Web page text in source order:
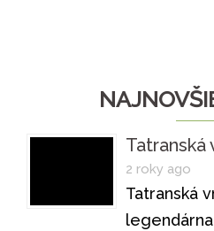
Tatranská
2 roky ago
Tatranská